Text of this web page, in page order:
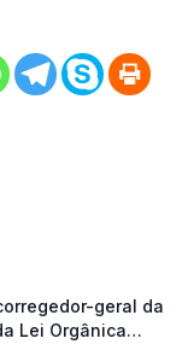
geral da
Lei Orgânica